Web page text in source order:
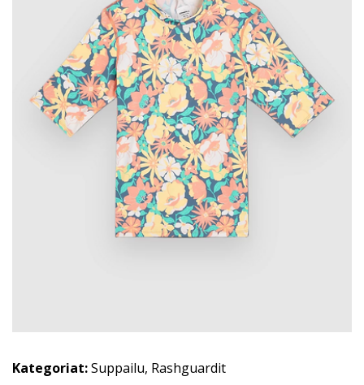
Kategoriat:Suppailu, Rashguardit